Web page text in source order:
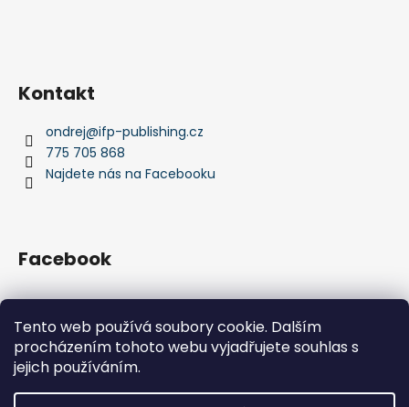
Tento web používá soubory cookie. Dalším
procházením tohoto webu vyjadřujete souhlas s
jejich používáním.
Kontakt
ondrej@ifp-publishing.cz
775 705 868
Najdete nás na Facebooku
Facebook
IFP Publishing Krása jachtingu